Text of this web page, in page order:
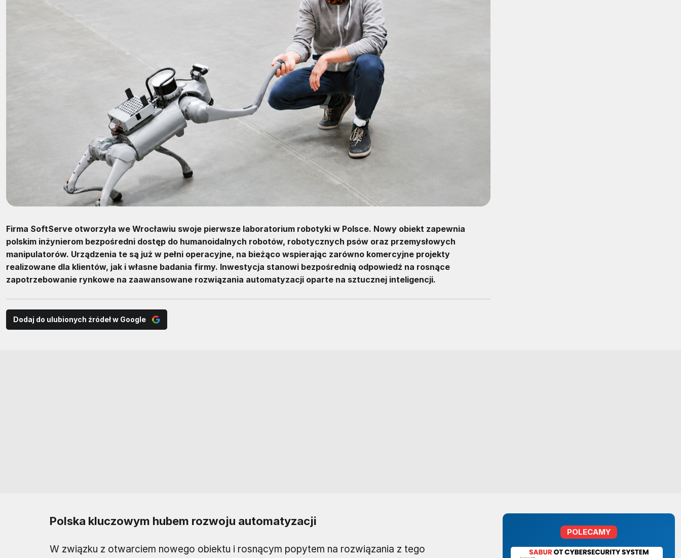
Firma SoftServe otworzyła we Wrocławiu swoje pierwsze laboratorium robotyki w Polsce. Nowy obiekt zapewnia
polskim inżynierom bezpośredni dostęp do humanoidalnych robotów, robotycznych psów oraz przemysłowych
manipulatorów. Urządzenia te są już w pełni operacyjne, na bieżąco wspierając zarówno komercyjne projekty
realizowane dla klientów, jak i własne badania firmy. Inwestycja stanowi bezpośrednią odpowiedź na rosnące
zapotrzebowanie rynkowe na zaawansowane rozwiązania automatyzacji oparte na sztucznej inteligencji.
Dodaj do ulubionych źródeł w Google
Polska kluczowym hubem rozwoju automatyzacji
W związku z otwarciem nowego obiektu i rosnącym popytem na rozwiązania z tego
POLECAMY